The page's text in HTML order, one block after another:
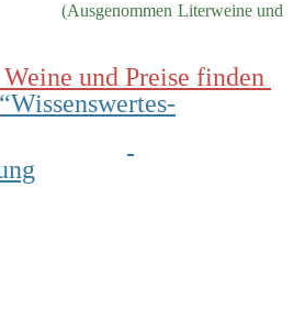
  (Ausgenommen Literweine und
Weine und Preise finden
“Wissenswertes-